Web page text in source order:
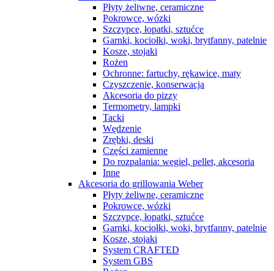
Płyty żeliwne, ceramiczne
Pokrowce, wózki
Szczypce, łopatki, sztućce
Garnki, kociołki, woki, brytfanny, patelnie
Kosze, stojaki
Rożen
Ochronne: fartuchy, rękawice, maty
Czyszczenie, konserwacja
Akcesoria do pizzy
Termometry, lampki
Tacki
Wędzenie
Zrębki, deski
Części zamienne
Do rozpalania: węgiel, pellet, akcesoria
Inne
Akcesoria do grillowania Weber
Płyty żeliwne, ceramiczne
Pokrowce, wózki
Szczypce, łopatki, sztućce
Garnki, kociołki, woki, brytfanny, patelnie
Kosze, stojaki
System CRAFTED
System GBS